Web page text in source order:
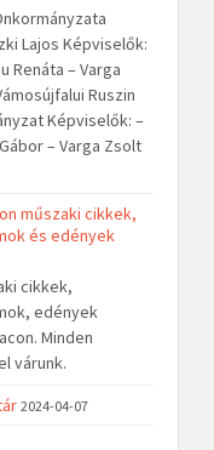
Lajos Képviselők:
Renáta – Varga
Ruszin
Képviselők: –
– Varga Zsolt
műszaki cikkek,
és edények
cikkek,
edények
Minden
várunk.
2024-04-07